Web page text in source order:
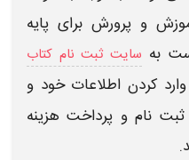
و پرورش برای پایه
به سایت ثبت نام کتاب
کردن اطلاعات خود و
ثبت نام و پرداخت هزینه